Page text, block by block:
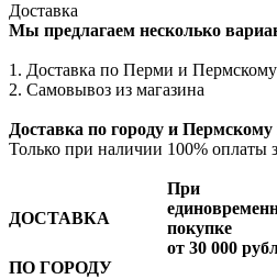
Доставка
Мы предлагаем несколько
1. Доставка по Перми и
2. Самовывоз из магазина
Доставка по городу и
Только при наличии 100% оплаты
ДОСТАВКА
При
покупке
от 30 000
ПО ГОРОДУ